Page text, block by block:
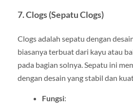
7.Clogs (Sepatu Clogs)
Clogs adalah sepatu dengan
biasanya terbuat dari kayu atau
pada bagian solnya. Sepatu ini
dengan desain yang stabil dan
Fungsi: